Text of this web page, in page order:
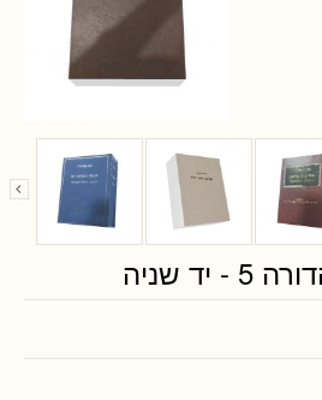
שניה